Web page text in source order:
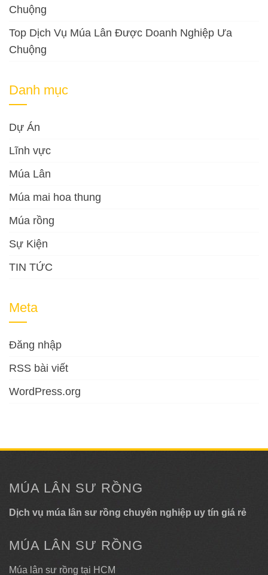
Chuộng
Top Dịch Vụ Múa Lân Được Doanh Nghiệp Ưa
Chuộng
Danh mục
Dự Án
Lĩnh vực
Múa Lân
Múa mai hoa thung
Múa rồng
Sự Kiện
TIN TỨC
Meta
Đăng nhập
RSS bài viết
WordPress.org
MÚA LÂN SƯ RỒNG
Dịch vụ múa lân sư rồng chuyên nghiệp uy tín giá rẻ
MÚA LÂN SƯ RỒNG
Múa lân sư rồng tại HCM